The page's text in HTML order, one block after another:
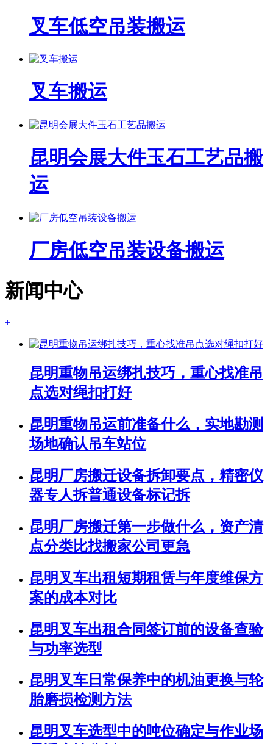
叉车低空吊装搬运
叉车搬运
昆明会展大件玉石工艺品搬
运
厂房低空吊装设备搬运
新闻中心
+
昆明重物吊运绑扎技巧，重心找准吊
点选对绳扣打好
昆明重物吊运前准备什么，实地勘测
场地确认吊车站位
昆明厂房搬迁设备拆卸要点，精密仪
器专人拆普通设备标记拆
昆明厂房搬迁第一步做什么，资产清
点分类比找搬家公司更急
昆明叉车出租短期租赁与年度维保方
案的成本对比
昆明叉车出租合同签订前的设备查验
与功率选型
昆明叉车日常保养中的机油更换与轮
胎磨损检测方法
昆明叉车选型中的吨位确定与作业场